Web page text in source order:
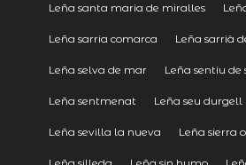
Leña santa maria de miralles
Leña sarria comarca Leña sarrià
Leña selva de mar Leña sentiu de
Leña sentmenat Leña seu durgell
Leña sevilla la nueva Leña sierra